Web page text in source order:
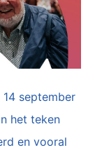
september
het teken
en vooral